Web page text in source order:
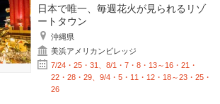
日本で唯一、毎週花火が見られるリゾ
ートタウン
沖縄県
美浜アメリカンビレッジ
7/24・25・31、8/1・7・8・13～16・21・
22・28・29、9/4・5・11・12・18～23・25・
26